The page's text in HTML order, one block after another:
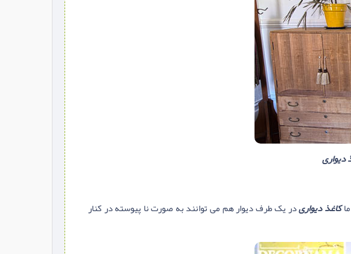
دیواری
کاغذ دیواریدر یک طرف دیوار هم می توانند به صورت نا پیوسته در کنار